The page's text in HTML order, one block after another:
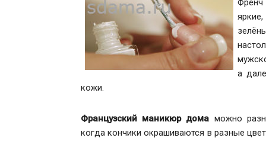
Френч
а
кожи.
Французский маникюр дома можно
когда кончики окрашиваются в разные